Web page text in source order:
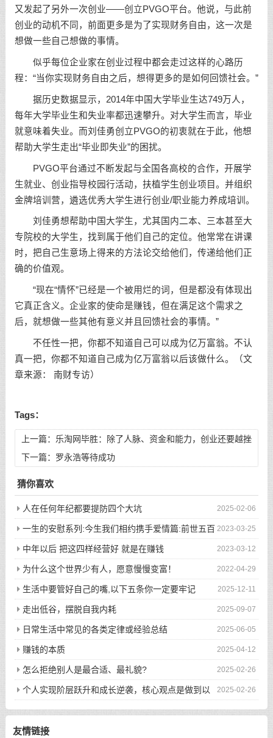
又发起了另外一次创业——创立PVGO平台。他说，与此前
创业的动机不同，前面更多是为了实现财务自由，这一次是
想做一些自己想做的事情。
似乎每位企业家在创业过程中都会走过这样的心路历
程：“当你实现财务自由之后，想得更多的是如何回馈社会。”
据历史数据显示，2014年中国大学毕业生达749万人，
每年大学毕业生和失业率都迅速攀升。对大学生而言，毕业
就意味着失业。而刘佳勇创立PVGO的初衷就在于此，他想
帮助大学生走出“毕业即失业”的困扰。
PVGO平台通过不断发起与全国各高校的合作，开展学
生就业、创业指导校园行活动，扶植学生创业项目。并组织
金牌培训营，遴选优秀大学生进行创业/职业能力养成培训。
刘佳勇想帮助中国大学生，尤其国内二本、三本甚至大
专院校的大学生，找到属于他们自己的定位。他常常在讲课
时，把自己生意场上得来的方法论交给他们，传递给他们正
确的价值观。
“现在“情怀”已经是一个被用烂的词，但是都没有体现出
它真正含义。企业家的使命是赚钱，但在满足这个需求之
后，就想做一些其他有意义并且回馈社会的事情。”
不任性一把，你都不知道自己可以成为亿万富翁。不认
真一把，你都不知道自己成为亿万富翁以后该做什么。（文
章来源： 南财专访）
Tags：
上一篇： 乐淘网毕胜：除了人脉、资金和能力，创业还要越挫
越勇
下一篇： 罗永浩等待成功
猜你喜欢
2025-02-06
人在任何年纪都要提防四个大坑
2023-03-25
一生的安慰系列:今生我们相约携手爱情篇:前世五百
次的回眸才换来今生的相遇
2023-03-12
中年以后 把这四样经营好 就是在赚钱
2022-04-29
为什么这个世界少有人，愿意慢慢变富！
2025-12-11
生活中要管好自己的嘴,以下五条你一定要牢记
2025-09-07
走出低谷，摆脱自我内耗
2025-06-05
日常生活中常见的各类定律或经验总结
2025-04-12
赚钱的本质
2025-02-26
怎么拒绝别人是最合适、最礼貌?
2025-02-26
个人实现阶层跃升和成长逆袭，核心观点是做到以
下八件事
友情链接